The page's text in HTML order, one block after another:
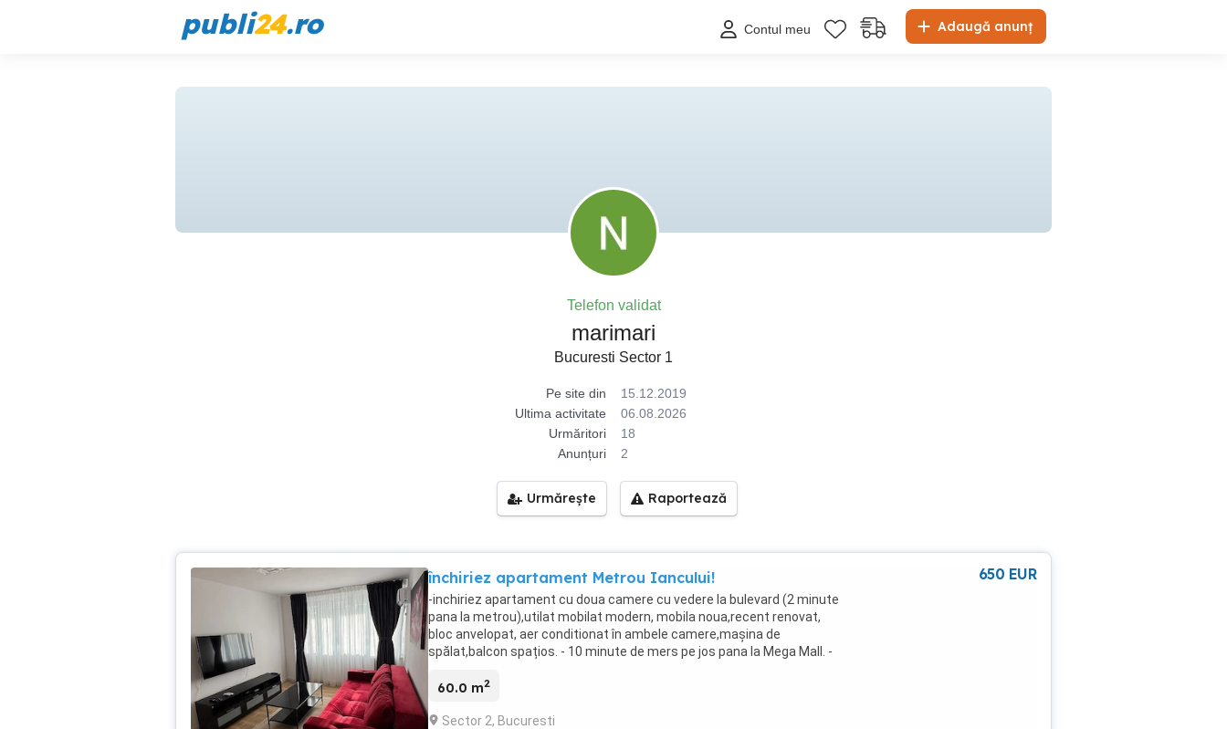
publi24.ro Adaugă anunț
Contul meu
Telefon validat
marimari
Bucuresti Sector 1
Pe site din
15.12.2019
Ultima activitate
06.08.2026
Urmăritori
18
Anunțuri
2
Urmărește Raportează
închiriez apartament Metrou Iancului!
-inchiriez apartament cu doua camere cu vedere la bulevard (2 minute
pana la metrou),utilat mobilat modern, mobila noua,recent renovat,
bloc anvelopat, aer conditionat în ambele camere,mașina de
spălat,balcon spațios. - 10 minute de mers pe jos pana la Mega Mall. -
image,Patiseria Luca. -Nu se fumează. -Fara animale de companie. -De
60.0 m2
Sector 2, Bucuresti
650 EUR